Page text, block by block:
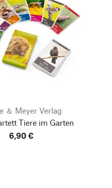
＆ Meyer Verlag
Tiere im Garten
6,90 €